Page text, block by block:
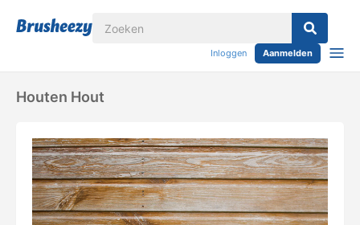
Inloggen Aanmelden
Houten Hout